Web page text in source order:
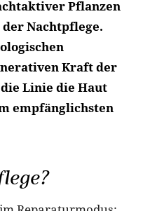
Pflanzen
Nachtpflege.
Kraft der
Linie die Haut
empfänglichsten